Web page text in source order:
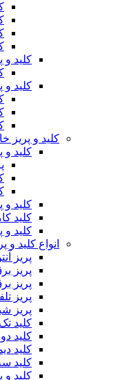
کلید و
کلید و
کلید و پریز
کلید و
کلید و
کلید
کلید و
انواع کلید و
پریز
پریز
پریز
پریز
پریز
کلید
کلید
کلید
کلید
کلید و